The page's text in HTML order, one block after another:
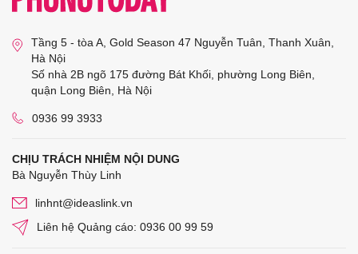
Tầng 5 - tòa A, Gold Season 47 Nguyễn Tuân, Thanh Xuân,
Hà Nội
Số nhà 2B ngõ 175 đường Bát Khối, phường Long Biên,
quận Long Biên, Hà Nội
0936 99 3933
CHỊU TRÁCH NHIỆM NỘI DUNG
Bà Nguyễn Thùy Linh
linhnt@ideaslink.vn
Liên hệ Quảng cáo: 0936 00 99 59